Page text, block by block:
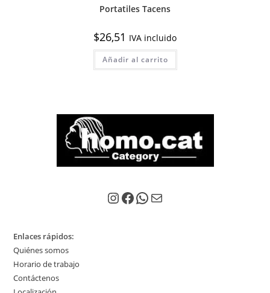
Portatiles Tacens
$26,51 IVA incluido
Añadir al carrito
Instagram
Facebook
WhatsApp
Correo electrónico
Enlaces rápidos:
Quiénes somos
Horario de trabajo
Contáctenos